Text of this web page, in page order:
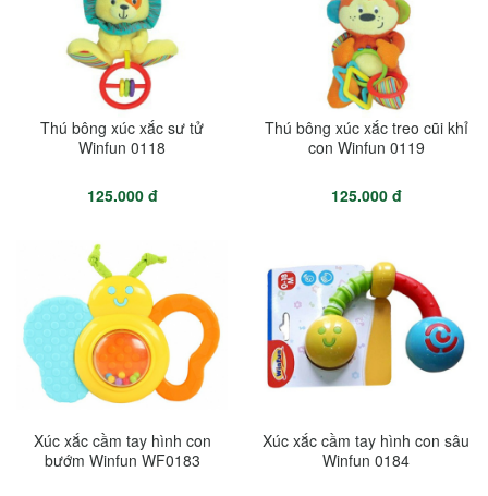
Thú bông xúc xắc sư tử
Winfun 0118
125.000 đ
Thú bông xúc xắc treo cũi khỉ
con Winfun 0119
125.000 đ
Xúc xắc cầm tay hình con
bướm Winfun WF0183
Xúc xắc cầm tay hình con sâu
Winfun 0184